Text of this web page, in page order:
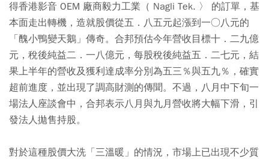
得香港影音 OEM 廠商毅力工業（ Nagli Tek. 〉 的訂單，基
本面走出轉機，造就股價從五．八五元起漲到一○八元的
「醜小鴨變天鵝」傳奇。合邦預估今年營收目標十．二九億
元，稅後純益二．一八億元，每股稅後純益五．二七元，結
果上半年的營收及獲利達成率分別為五三％與五九％，確實
超前進度，並出現了調高財測的傳聞。不過，八月中下旬一
場法人座談會中，合邦表示八月與九月營收將大幅下滑，引
發法人拋售持股。
對於這種股價大洗「三溫暖」的情況，市場上已出現不少質